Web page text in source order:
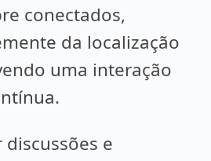
conectados,
da localização
uma interação
e